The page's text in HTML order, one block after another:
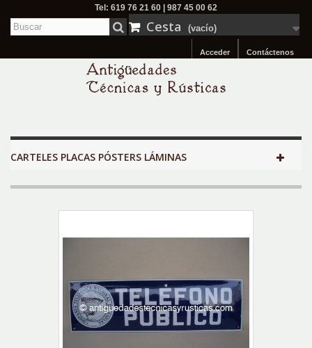
Tel: 619 76 21 60 | 987 45 00 62
Cesta (vacío)
Contáctenos
Acceder
CARTELES PLACAS PÓSTERS LÁMINAS